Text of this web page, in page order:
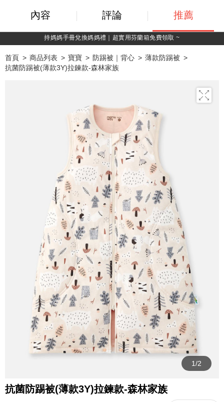
持媽媽手冊兌換媽媽禮｜超實用芬蘭箱免費領取 ~
首頁 商品列表 寶寶 防踢被｜背心
薄款防踢被
抗菌防踢被(薄款3Y)拉鍊款-森林家族
抗菌防踢被(薄款3Y)拉鍊款-森林家族
內容 評論 推薦